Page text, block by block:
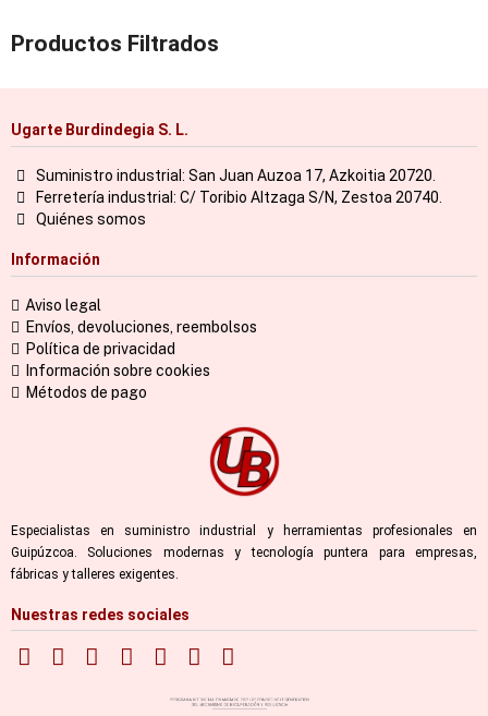
Productos Filtrados
Ugarte Burdindegia S. L.
Suministro industrial: San Juan Auzoa 17, Azkoitia 20720.
Ferretería industrial: C/ Toribio Altzaga S/N, Zestoa 20740.
Quiénes somos
Información
Aviso legal
Envíos, devoluciones, reembolsos
Política de privacidad
Información sobre cookies
Métodos de pago
Especialistas en suministro industrial y herramientas profesionales en
Guipúzcoa. Soluciones modernas y tecnología puntera para empresas,
fábricas y talleres exigentes.
Nuestras redes sociales